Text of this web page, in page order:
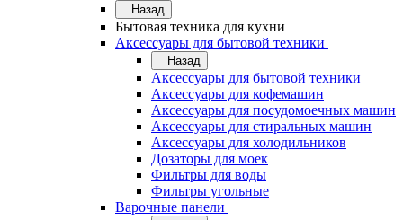
Назад
Бытовая техника для кухни
Аксессуары для бытовой техники
Назад
Аксессуары для бытовой техники
Аксессуары для кофемашин
Аксессуары для посудомоечных машин
Аксессуары для стиральных машин
Аксессуары для холодильников
Дозаторы для моек
Фильтры для воды
Фильтры угольные
Варочные панели